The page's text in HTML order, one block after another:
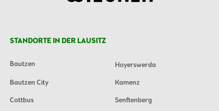
STANDORTE IN DER LAUSITZ
Bautzen
Hoyerswerda
Bautzen City
Kamenz
Cottbus
Senftenberg